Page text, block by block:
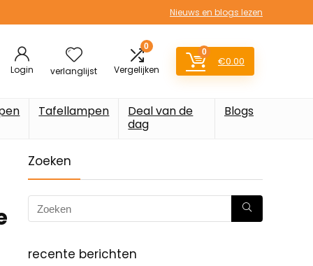
Nieuws en blogs lezen
Login verlanglijst
0
Vergelijken
0
€0.00
Tafellampen
Deal van de
dag
Blogs
Zoeken
recente berichten